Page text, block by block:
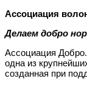
Ассоциация
Делаем добро
Ассоциация
одна из
созданная при